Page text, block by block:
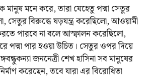
মানুষ মনে করে, তারা যেহেতু পদ্মা সেতুর
সেতুর বিরুদ্ধে ষড়যন্ত্র করেছিলো, আওয়ামী
পারবে না বলে আস্ফালন করেছিলো,
পদ্মা পার হওয়া উচিত। সেতুর ওপর দিয়ে
জননেত্রী শেখ হাসিনা সব মানুষের
করেছেন, তবে যারা এর বিরোধিতা